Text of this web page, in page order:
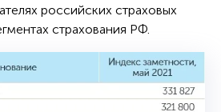
российских страховых
страхования РФ.